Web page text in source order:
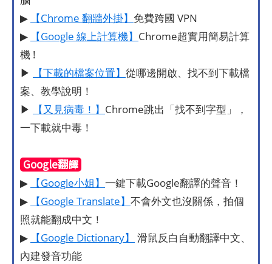
▶
【Chrome 翻牆外掛】 免費跨國 VPN
▶
【Google 線上計算機】 Chrome超實用簡易計算
機 !
▶
【下載的檔案位置】 從哪邊開啟、找不到下載檔
案、教學說明！
▶
【又見病毒！】 Chrome跳出「找不到字型」，
一下載就中毒！
Google翻譯
▶ 【Google小姐】 一鍵下載Google翻譯的聲音！
▶
【Google Translate】 不會外文也沒關係，拍個
照就能翻成中文！
▶
【Google Dictionary】
滑鼠反白自動翻譯中文、
內建發音功能